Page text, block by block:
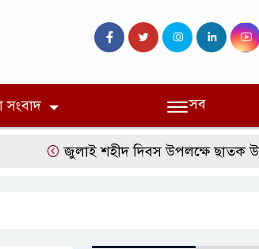
সংবাদ সব
জুলাই শহীদ দিবস উপলক্ষে ছাতক